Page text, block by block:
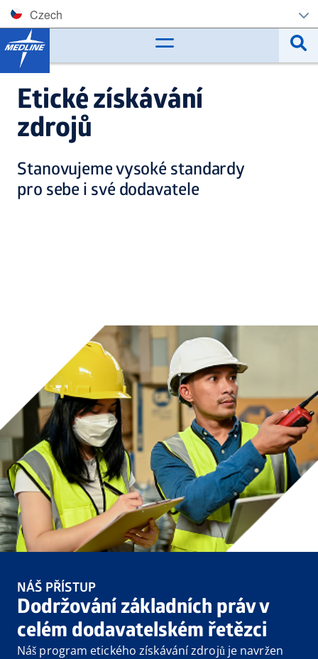
Czech
Corporate (EN)
België (NL)
Belgique (FR)
Deutschland
Nederland
Österreich
Portugal
Slovenská republika
Schweiz (DE)
Suisse (FR)
Svizzera (IT)
United Kingdom
Etické získávání
zdrojů
Stanovujeme vysoké standardy
pro sebe i své dodavatele
NÁŠ PŘÍSTUP
Dodržování základních práv v
celém dodavatelském řetězci
Náš program etického získávání zdrojů je navržen